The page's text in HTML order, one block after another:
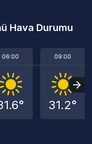
Hava Durumu
06:00 09:00
31.2°